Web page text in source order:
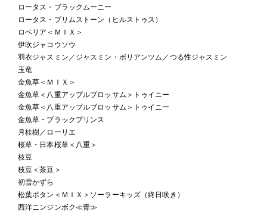
ロータス・ブラックムーニー
ロータス・ブリムストーン（ヒルストゥス）
ロベリア＜ＭＩＸ＞
伊吹ジャコウソウ
羽衣ジャスミン／ジャスミン・ポリアンツム／つる性ジャスミン
玉竜
金魚草＜ＭＩＸ＞
金魚草＜八重アップルブロッサム＞トゥイニー
金魚草＜八重アップルブロッサム＞トゥイニー
金魚草・ブラックプリンス
月桂樹／ローリエ
桜草・日本桜草＜八重＞
枝豆
枝豆＜茶豆＞
初雪かずら
松葉ボタン＜ＭＩＸ＞ソーラーキッズ（終日咲き）
西洋ニンジンボク≪青≫